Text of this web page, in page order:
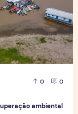
0 0
ambiental